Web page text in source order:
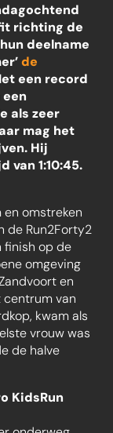
richting de
deelname
de
een record
als zeer
mag het
Hij
van 1:10:45.
omstreken
de Run2Forty2
finish op de
omgeving
en
centrum van
kwam als
vrouw was
de halve
KidsRun